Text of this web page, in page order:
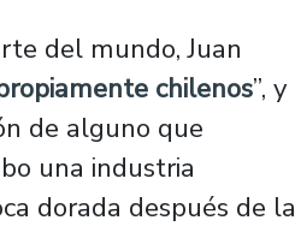
del mundo, Juan
chilenos”, y
de alguno que
una industria
dorada después de la